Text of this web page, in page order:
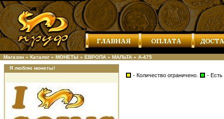
Магазин » Каталог » МОНЕТЫ » ЕВРОПА » МАЛЬТА » А-475
Я люблю монеты!
- Количество ограничено. - Есть